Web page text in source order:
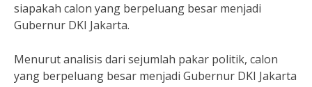
siapakah calon yang berpeluang besar menjadi
Gubernur DKI Jakarta.
Menurut analisis dari sejumlah pakar politik, calon
yang berpeluang besar menjadi Gubernur DKI Jakarta